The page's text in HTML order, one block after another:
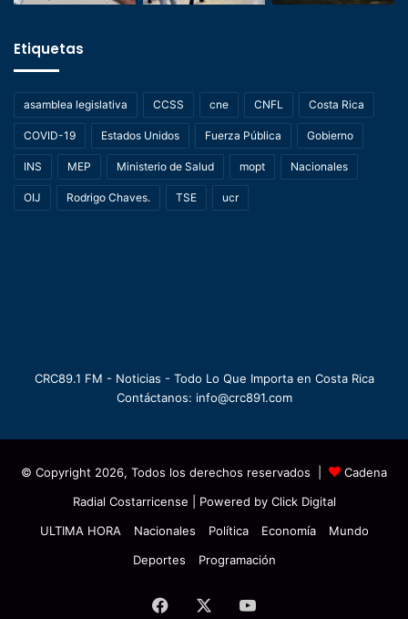
Etiquetas
asamblea legislativa CCSS cne CNFL Costa Rica
COVID-19 Estados Unidos Fuerza Pública Gobierno
INS MEP Ministerio de Salud mopt Nacionales
OIJ Rodrigo Chaves. TSE ucr
CRC89.1 FM - Noticias - Todo Lo Que Importa en Costa Rica
Contáctanos: info@crc891.com
© Copyright 2026, Todos los derechos reservados |
Cadena
Radial Costarricense | Powered by Click Digital
ULTIMA HORA
Nacionales Política Economía
Mundo
Deportes
Programación
Facebook YouTube